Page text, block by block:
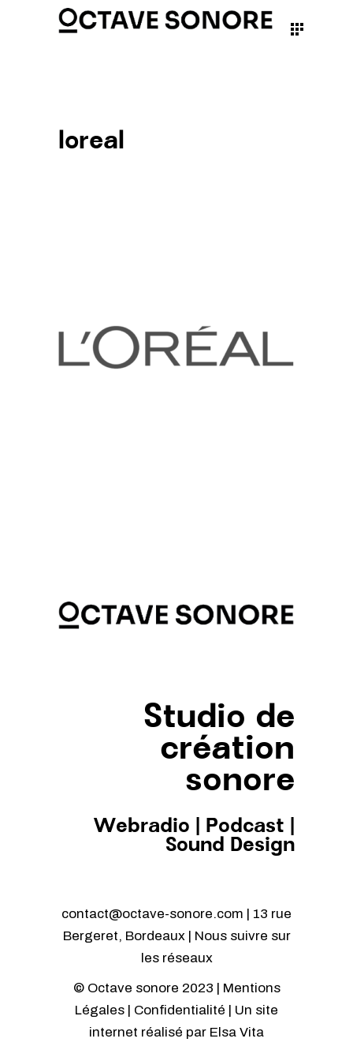
loreal
Studio de
création
sonore
Webradio Podcast
Sound Design
contact@octave-sonore.com | 13 rue
Bergeret, Bordeaux | Nous suivre sur
les réseaux
© Octave sonore 2023 | Mentions
Légales | Confidentialité | Un site
internet réalisé par Elsa Vita